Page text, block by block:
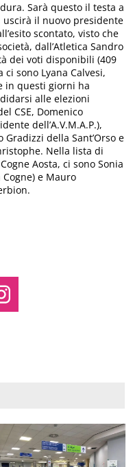
Sarà questo il testa a
il nuovo presidente
scontato, visto che
dall’Atletica Sandro
dei voti disponibili (409
ci sono Lyana Calvesi,
in questi giorni ha
alle elezioni
CSE, Domenico
dell’A.V.M.A.P.),
della Sant’Orso e
Nella lista di
Aosta, ci sono Sonia
e Mauro